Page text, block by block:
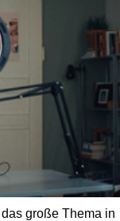
große Thema in